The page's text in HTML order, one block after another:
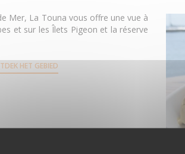
Mer, La Touna vous offre une vue à
et sur les Îlets Pigeon et la réserve
HET GEBIED